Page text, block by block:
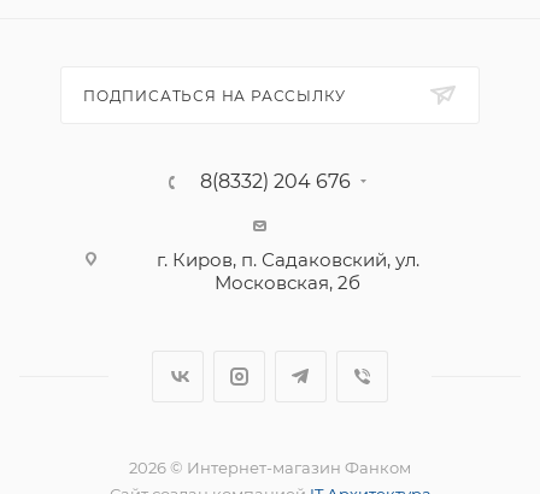
ПОДПИСАТЬСЯ НА РАССЫЛКУ
8(8332) 204 676
г. Киров, п. Садаковский, ул.
Московская, 2б
2026 © Интернет-магазин Фанком